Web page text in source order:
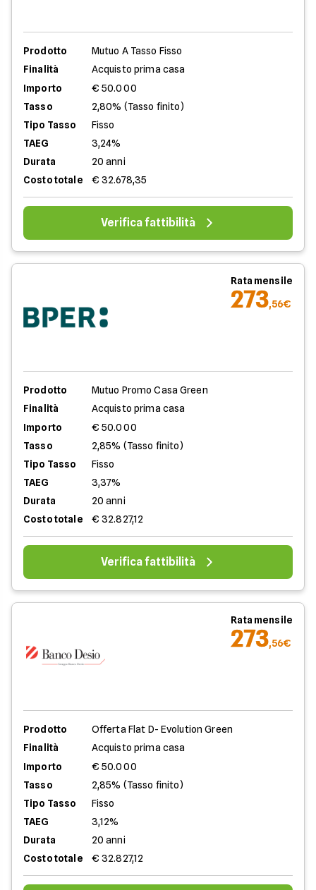
Prodotto
Mutuo A Tasso Fisso
Finalità
Acquisto prima casa
Importo
€ 50.000
Tasso
2,80% (Tasso finito)
Tipo Tasso
Fisso
TAEG
3,24%
Durata
20 anni
Costo totale
€ 32.678,35
Verifica fattibilità
Rata mensile
273,56€
Prodotto
Mutuo Promo Casa Green
Finalità
Acquisto prima casa
Importo
€ 50.000
Tasso
2,85% (Tasso finito)
Tipo Tasso
Fisso
TAEG
3,37%
Durata
20 anni
Costo totale
€ 32.827,12
Verifica fattibilità
Rata mensile
273,56€
Prodotto
Offerta Flat D- Evolution Green
Finalità
Acquisto prima casa
Importo
€ 50.000
Tasso
2,85% (Tasso finito)
Tipo Tasso
Fisso
TAEG
3,12%
Durata
20 anni
Costo totale
€ 32.827,12